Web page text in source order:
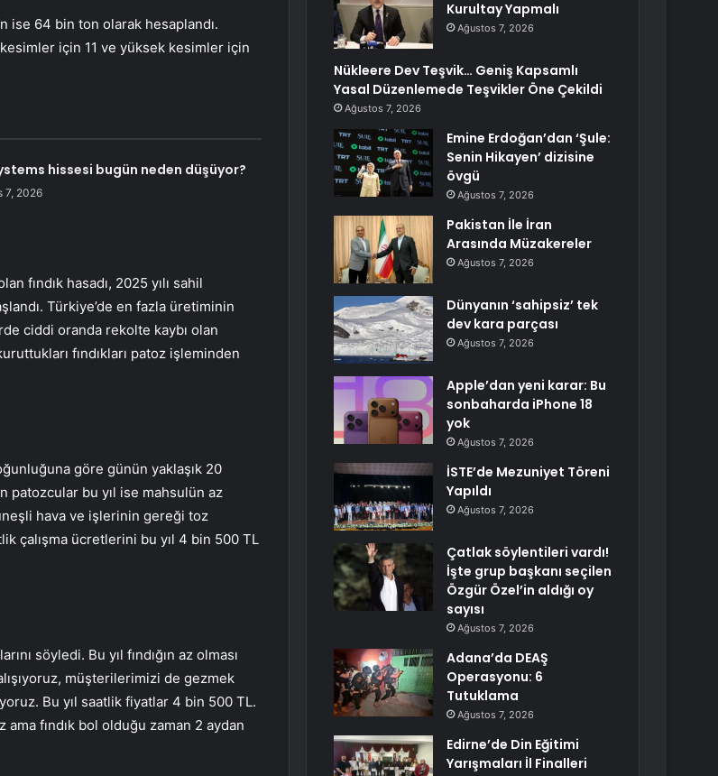
ise 64 bin ton olarak hesaplandı.
için 11 ve yüksek kesimler için
hissesi bugün neden düşüyor?
7, 2026
fındık hasadı, 2025 yılı sahil
Türkiye’de en fazla üretiminin
ciddi oranda rekolte kaybı olan
fındıkları patoz işleminden
göre günün yaklaşık 20
patozcular bu yıl ise mahsulün az
hava ve işlerinin gereği toz
çalışma ücretlerini bu yıl 4 bin 500 TL
söyledi. Bu yıl fındığın az olması
müşterilerimizi de gezmek
Bu yıl saatlik fiyatlar 4 bin 500 TL.
ama fındık bol olduğu zaman 2 aydan
Kurultay Yapmalı
Ağustos 7, 2026
Nükleere Dev Teşvik… Geniş Kapsamlı
Yasal Düzenlemede Teşvikler Öne Çekildi
Ağustos 7, 2026
Emine Erdoğan’dan ‘Şule:
Senin Hikayen’ dizisine
övgü
Ağustos 7, 2026
Pakistan İle İran
Arasında Müzakereler
Ağustos 7, 2026
Dünyanın ‘sahipsiz’ tek
dev kara parçası
Ağustos 7, 2026
Apple’dan yeni karar: Bu
sonbaharda iPhone 18
yok
Ağustos 7, 2026
İSTE’de Mezuniyet Töreni
Yapıldı
Ağustos 7, 2026
Çatlak söylentileri vardı!
İşte grup başkanı seçilen
Özgür Özel’in aldığı oy
sayısı
Ağustos 7, 2026
Adana’da DEAŞ
Operasyonu: 6
Tutuklama
Ağustos 7, 2026
Edirne’de Din Eğitimi
Yarışmaları İl Finalleri